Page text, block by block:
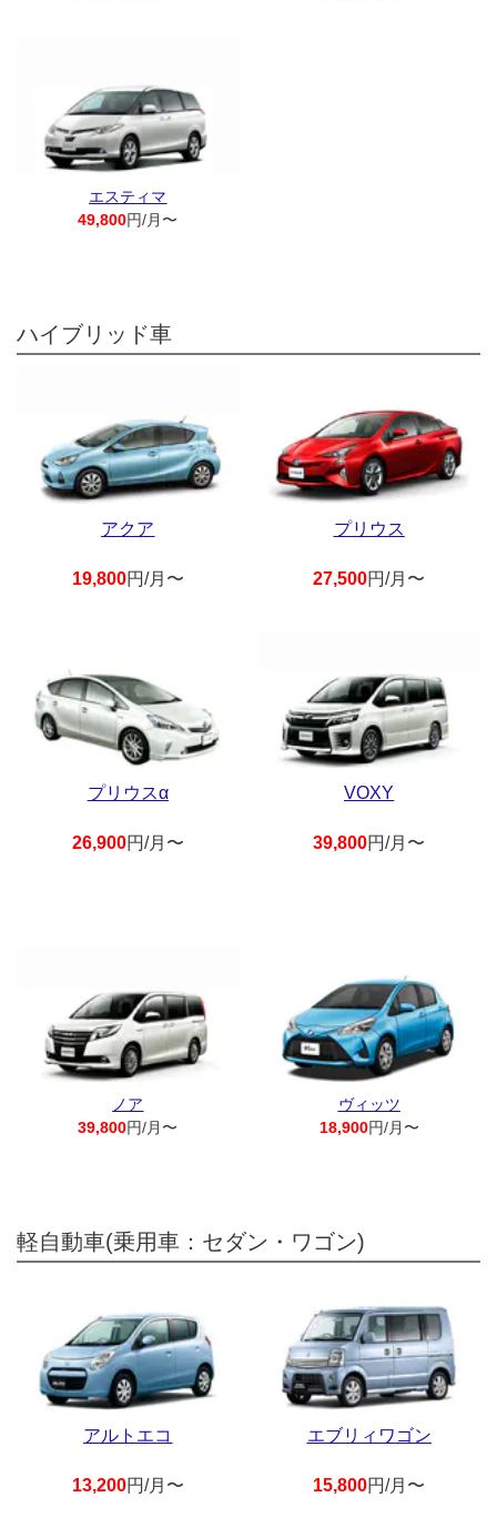
エスティマ
49,800円/月〜
ハイブリッド車
アクア
19,800円/月〜
プリウス
27,500円/月〜
プリウスα
26,900円/月〜
VOXY
39,800円/月〜
ノア
39,800円/月〜
ヴィッツ
18,900円/月〜
軽自動車(乗用車：セダン・ワゴン)
アルトエコ
13,200円/月〜
エブリィワゴン
15,800円/月〜